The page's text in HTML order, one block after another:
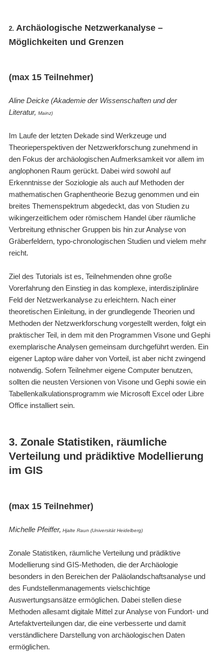
2. Archäologische Netzwerkanalyse –
Möglichkeiten und Grenzen
(max 15 Teilnehmer)
Aline Deicke (Akademie der Wissenschaften und der
Literatur, Mainz)
Im Laufe der letzten Dekade sind Werkzeuge und
Theorieperspektiven der Netzwerkforschung zunehmend in
den Fokus der archäologischen Aufmerksamkeit vor allem im
anglophonen Raum gerückt. Dabei wird sowohl auf
Erkenntnisse der Soziologie als auch auf Methoden der
mathematischen Graphentheorie Bezug genommen und ein
breites Themenspektrum abgedeckt, das von Studien zu
wikingerzeitlichem oder römischem Handel über räumliche
Verbreitung ethnischer Gruppen bis hin zur Analyse von
Gräberfeldern, typo-chronologischen Studien und vielem mehr
reicht.
Ziel des Tutorials ist es, Teilnehmenden ohne große
Vorerfahrung den Einstieg in das komplexe, interdisziplinäre
Feld der Netzwerkanalyse zu erleichtern. Nach einer
theoretischen Einleitung, in der grundlegende Theorien und
Methoden der Netzwerkforschung vorgestellt werden, folgt ein
praktischer Teil, in dem mit den Programmen Visone und Gephi
exemplarische Analysen gemeinsam durchgeführt werden. Ein
eigener Laptop wäre daher von Vorteil, ist aber nicht zwingend
notwendig. Sofern Teilnehmer eigene Computer benutzen,
sollten die neusten Versionen von Visone und Gephi sowie ein
Tabellenkalkulationsprogramm wie Microsoft Excel oder Libre
Office installiert sein.
3. Zonale Statistiken, räumliche
Verteilung und prädiktive Modellierung
im GIS
(max 15 Teilnehmer)
Michelle Pfeiffer, Hjalte Raun (Universität Heidelberg)
Zonale Statistiken, räumliche Verteilung und prädiktive
Modellierung sind GIS-Methoden, die der Archäologie
besonders in den Bereichen der Paläolandschaftsanalyse und
des Fundstellenmanagements vielschichtige
Auswertungsansätze ermöglichen. Dabei stellen diese
Methoden allesamt digitale Mittel zur Analyse von Fundort- und
Artefaktverteilungen dar, die eine verbesserte und damit
verständlichere Darstellung von archäologischen Daten
ermöglichen.